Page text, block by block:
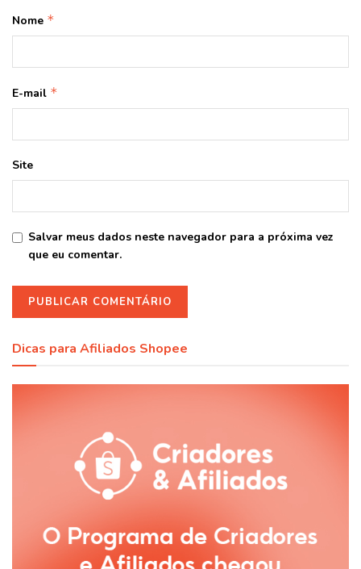
Nome *
E-mail *
Site
Salvar meus dados neste navegador para a próxima vez
que eu comentar.
Dicas para Afiliados Shopee